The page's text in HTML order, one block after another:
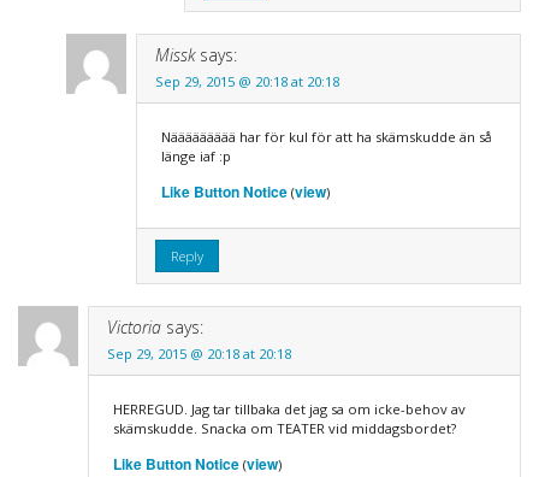
Missk says:
Sep 29, 2015 @ 20:18 at 20:18
Näääääääää har för kul för att ha skämskudde än så
länge iaf :p
Like Button Notice(view)
Reply
Victoria says:
Sep 29, 2015 @ 20:18 at 20:18
HERREGUD. Jag tar tillbaka det jag sa om icke-behov av
skämskudde. Snacka om TEATER vid middagsbordet?
Like Button Notice(view)